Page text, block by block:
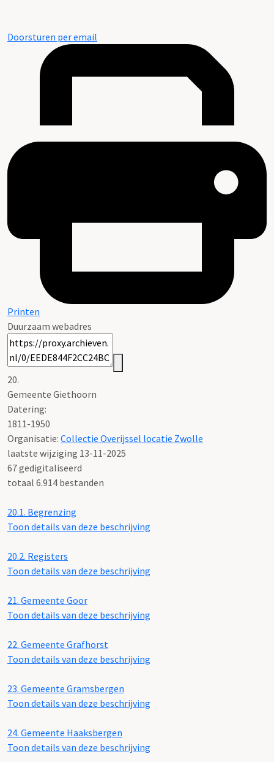
Doorsturen per email
Printen
Duurzaam webadres
20.
Gemeente Giethoorn
Datering:
1811-1950
Organisatie: Collectie Overijssel locatie Zwolle
laatste wijziging 13-11-2025
67 gedigitaliseerd
totaal 6.914 bestanden
20.1. Begrenzing
Toon details van deze beschrijving
20.2. Registers
Toon details van deze beschrijving
21. Gemeente Goor
Toon details van deze beschrijving
22. Gemeente Grafhorst
Toon details van deze beschrijving
23. Gemeente Gramsbergen
Toon details van deze beschrijving
24. Gemeente Haaksbergen
Toon details van deze beschrijving